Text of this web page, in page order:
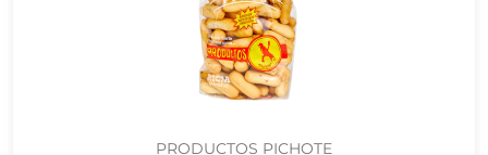
PRODUCTOS PICHOTE